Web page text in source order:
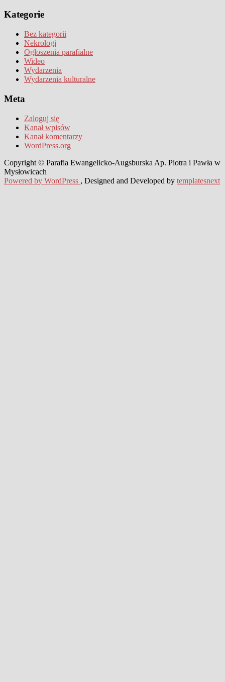
Kategorie
Bez kategorii
Nekrologi
Ogłoszenia parafialne
Wideo
Wydarzenia
Wydarzenia kulturalne
Meta
Zaloguj się
Kanał wpisów
Kanał komentarzy
WordPress.org
Copyright © Parafia Ewangelicko-Augsburska Ap. Piotra i Pawła w
Mysłowicach
Powered by WordPress , Designed and Developed by templatesnext